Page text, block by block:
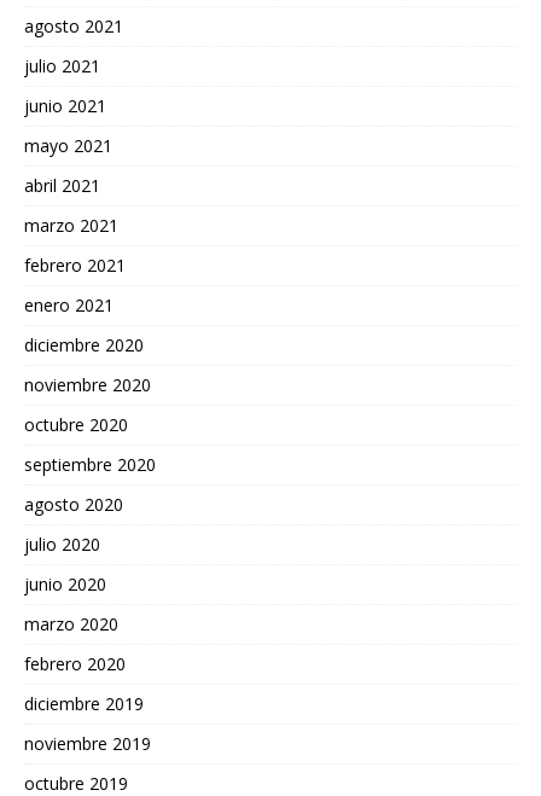
agosto 2021
julio 2021
junio 2021
mayo 2021
abril 2021
marzo 2021
febrero 2021
enero 2021
diciembre 2020
noviembre 2020
octubre 2020
septiembre 2020
agosto 2020
julio 2020
junio 2020
marzo 2020
febrero 2020
diciembre 2019
noviembre 2019
octubre 2019